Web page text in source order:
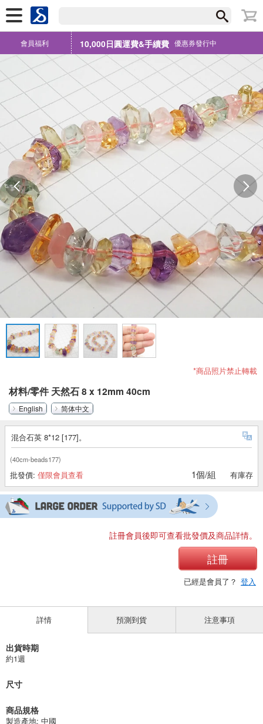
會員福利 10,000日圓運費&手續費 優惠券發行中
*商品照片禁止轉載
材料/零件 天然石 8 x 12mm 40cm
English 简体中文
混合石英 8*12 [177]。
(40cm-beads177)
批發價: 僅限會員查看 1個/組 有庫存
註冊會員後即可查看批發價及商品詳情。
註冊
已經是會員了？ 登入
詳情
出貨時期
約1週
尺寸
商品規格
製造產地: 中國
預測到貨 注意事項